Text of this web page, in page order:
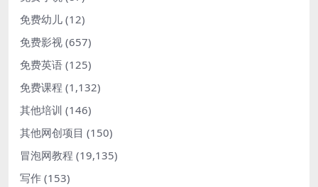
免费幼儿 (12)
免费影视 (657)
免费英语 (125)
免费课程 (1,132)
其他培训 (146)
其他网创项目 (150)
冒泡网教程 (19,135)
写作 (153)